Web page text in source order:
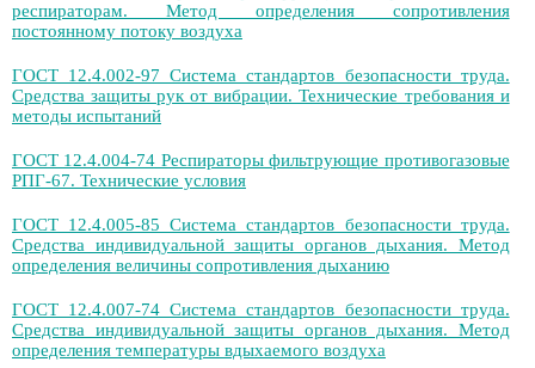
респираторам. Метод определения сопротивления
постоянному потоку воздуха
ГОСТ 12.4.002-97 Система стандартов безопасности труда.
Средства защиты рук от вибрации. Технические требования и
методы испытаний
ГОСТ 12.4.004-74 Респираторы фильтрующие противогазовые
РПГ-67. Технические условия
ГОСТ 12.4.005-85 Система стандартов безопасности труда.
Средства индивидуальной защиты органов дыхания. Метод
определения величины сопротивления дыханию
ГОСТ 12.4.007-74 Система стандартов безопасности труда.
Средства индивидуальной защиты органов дыхания. Метод
определения температуры вдыхаемого воздуха